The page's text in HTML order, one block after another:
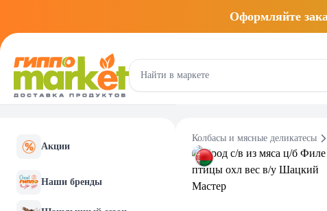
Оформляйте
Акции
Наши бренды
Колбасы и мясные деликатесы